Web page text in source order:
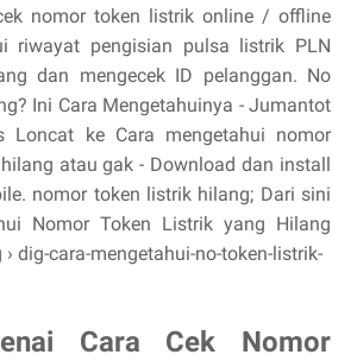
nomor token listrik online / offline
riwayat pengisian pulsa listrik PLN
dan mengecek ID pelanggan. No
Ini Cara Mengetahuinya - Jumantot
Loncat ke Cara mengetahui nomor
atau gak - Download dan install
nomor token listrik hilang; Dari sini
Nomor Token Listrik yang Hilang
dig-cara-mengetahui-no-token-listrik-
Cara Cek Nomor